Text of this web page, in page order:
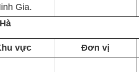
Gia.
vực Đơn vị